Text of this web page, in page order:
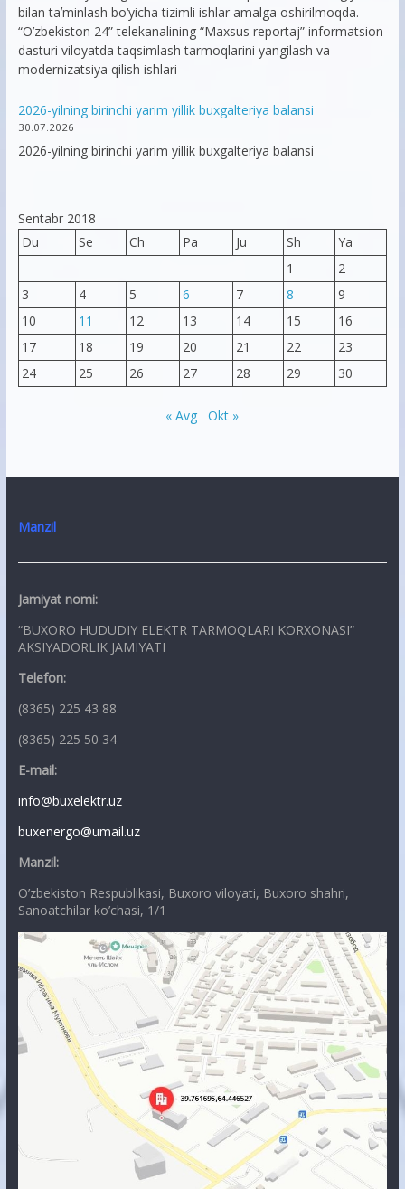
bilan taʼminlash bo‘yicha tizimli ishlar amalga oshirilmoqda.
“O’zbekiston 24” telekanalining “Maxsus reportaj” informatsion
dasturi viloyatda taqsimlash tarmoqlarini yangilash va
modernizatsiya qilish ishlari
2026-yilning birinchi yarim yillik buxgalteriya balansi
30.07.2026
2026-yilning birinchi yarim yillik buxgalteriya balansi
Sentabr 2018
Du
Se Ch Pa Ju Sh
Ya
1
2
3
4 5 6 7 8
9
10
11 12 13 14 15
16
17
18 19 20 21 22
23
24
25 26 27 28 29 30
« Avg Okt »
Manzil
Jamiyat nomi:
“BUXORO HUDUDIY ELEKTR TARMOQLARI KORXONASI”
AKSIYADORLIK JAMIYATI
Telefon:
(8365) 225 43 88
(8365) 225 50 34
E-mail:
info@buxelektr.uz
buxenergo@umail.uz
Manzil:
O’zbekiston Respublikasi, Buxoro viloyati, Buxoro shahri,
Sanoatchilar ko’chasi, 1/1